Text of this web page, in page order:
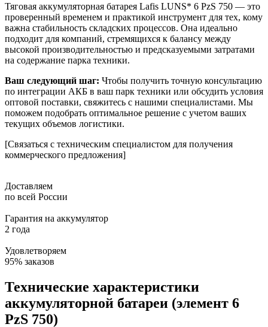
Тяговая аккумуляторная батарея Lafis LUNS* 6 PzS 750 — это
проверенный временем и практикой инструмент для тех, кому
важна стабильность складских процессов. Она идеально
подходит для компаний, стремящихся к балансу между
высокой производительностью и предсказуемыми затратами
на содержание парка техники.
Ваш следующий шаг: Чтобы получить точную консультацию
по интеграции АКБ в ваш парк техники или обсудить условия
оптовой поставки, свяжитесь с нашими специалистами. Мы
поможем подобрать оптимальное решение с учетом ваших
текущих объемов логистики.
[Связаться с техническим специалистом для получения
коммерческого предложения]
Доставляем
по всей России
Гарантия на аккумулятор
2 года
Удовлетворяем
95% заказов
Технические характеристики
аккумуляторной батареи (элемент 6
PzS 750)